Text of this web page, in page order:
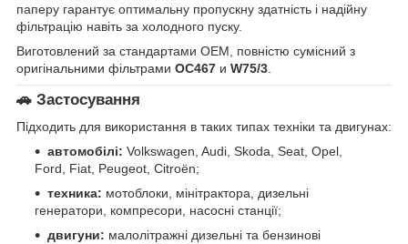
паперу гарантує оптимальну пропускну здатність і надійну
фільтрацію навіть за холодного пуску.
Виготовлений за стандартами OEM, повністю сумісний з
оригінальними фільтрами OC467 и W75/3
🚗 Застосування
Підходить для використання в таких типах техніки та двигунах:
автомобілі: Volkswagen, Audi, Skoda, Seat, Opel,
Ford, Fiat, Peugeot, Citroën;
техника: мотоблоки, мінітрактора, дизельні
генератори, компресори, насосні станції;
двигуни: малолітражні дизельні та бензинові